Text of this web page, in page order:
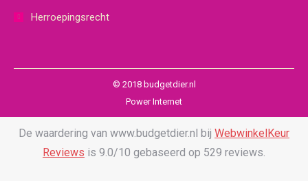
Herroepingsrecht
© 2018 budgetdier.nl
Power Internet
De waardering van www.budgetdier.nl bij WebwinkelKeur
Reviews is 9.0/10 gebaseerd op 529 reviews.